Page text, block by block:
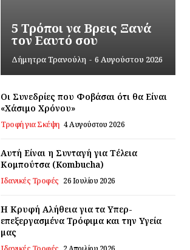
5 Τρόποι να Βρεις Ξανά
τον Εαυτό σου
Δήμητρα Τρανούλη - 6 Αυγούστου 2026
Οι Συνεδρίες που Φοβάσαι ότι θα Είναι
«Χάσιμο Χρόνου»
Τροφή για Σκέψη 4 Αυγούστου 2026
Αυτή Είναι η Συνταγή για Τέλεια
Κομπούτσα (Kombucha)
Ιδανικές Τροφές 26 Ιουλίου 2026
Η Κρυφή Αλήθεια για τα Υπερ-
επεξεργασμένα Τρόφιμα και την Υγεία
μας